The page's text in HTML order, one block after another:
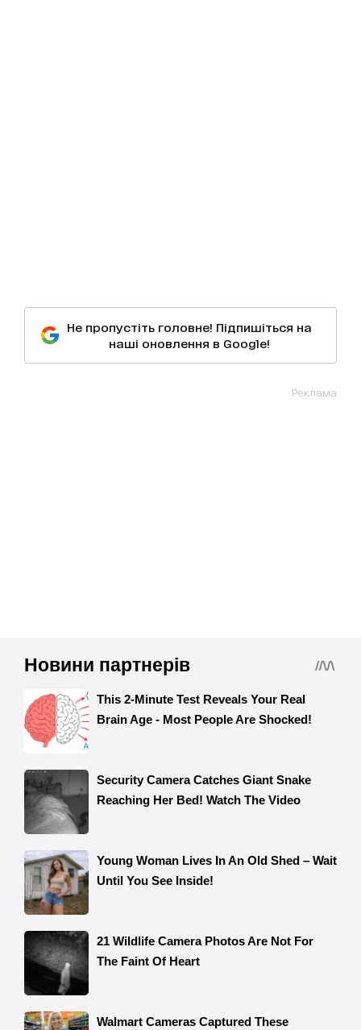
Не пропустіть головне! Підпишіться на
наші оновлення в Google!
Реклама